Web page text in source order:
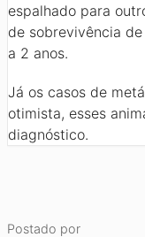
espalhado para
de sobrevivência
a 2 anos.
Já os casos de
otimista, esses
diagnóstico.
Postado por